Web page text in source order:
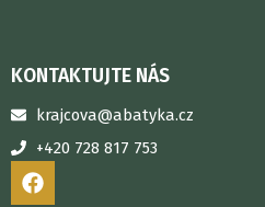
KONTAKTUJTE NÁS
krajcova@abatyka.cz
+420 728 817 753
F
a